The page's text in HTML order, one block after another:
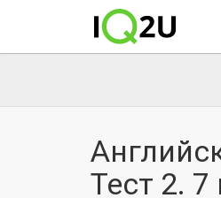
Тест 2. 7